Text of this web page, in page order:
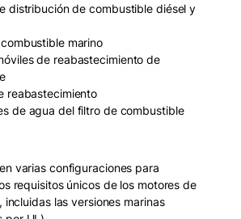
distribución de combustible diésel y
marino
de reabastecimiento de
reabastecimiento
de agua del filtro de combustible
varias configuraciones para
requisitos únicos de los motores de
incluidas las versiones marinas